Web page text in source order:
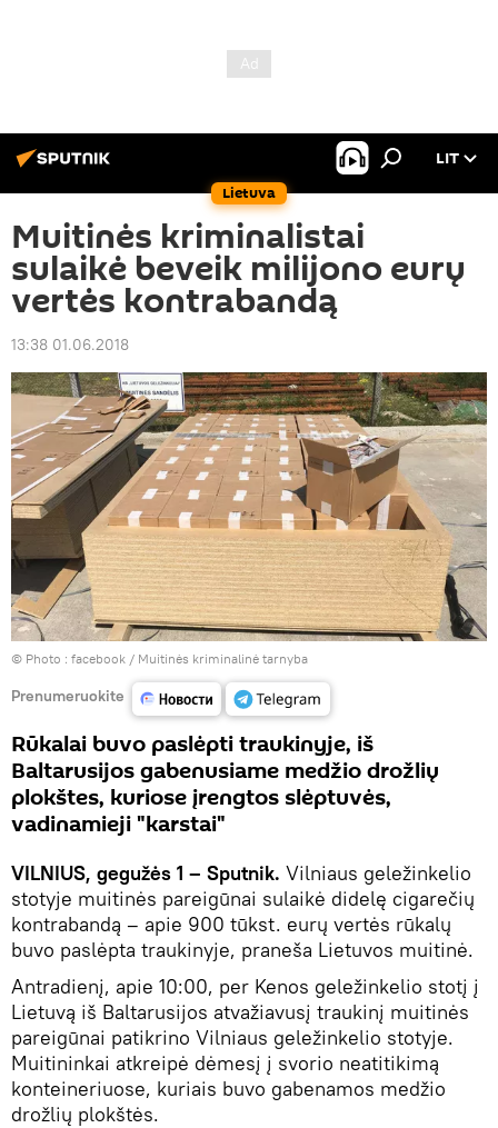
Lietuva
LIT
Muitinės kriminalistai
sulaikė beveik milijono eurų
vertės kontrabandą
13:38 01.06.2018
© Photo : facebook / Muitinės kriminalinė tarnyba
Prenumeruokite
Rūkalai buvo paslėpti traukinyje, iš
Baltarusijos gabenusiame medžio drožlių
plokštes, kuriose įrengtos slėptuvės,
vadinamieji "karstai"
VILNIUS, gegužės 1 – Sputnik. Vilniaus geležinkelio
stotyje muitinės pareigūnai sulaikė didelę cigarečių
kontrabandą – apie 900 tūkst. eurų vertės rūkalų
buvo paslėpta traukinyje, praneša Lietuvos muitinė.
Antradienį, apie 10:00, per Kenos geležinkelio stotį į
Lietuvą iš Baltarusijos atvažiavusį traukinį muitinės
pareigūnai patikrino Vilniaus geležinkelio stotyje.
Muitininkai atkreipė dėmesį į svorio neatitikimą
konteineriuose, kuriais buvo gabenamos medžio
drožlių plokštės.